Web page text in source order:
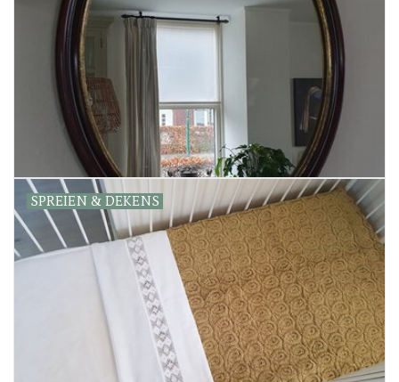
SPREIEN & DEKENS